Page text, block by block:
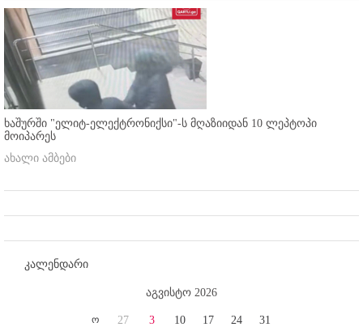
ხაშურში "ელიტ-ელექტრონიქსი"-ს მღაზიიდან 10 ლეპტოპი
მოიპარეს
ახალი ამბები
კალენდარი
აგვისტო 2026
ო 27 3 10 17 24 31